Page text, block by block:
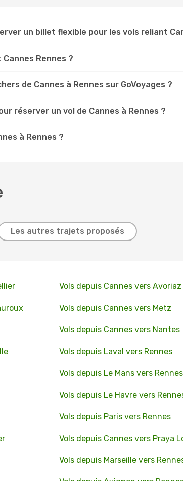
un billet flexible pour les vols reliant
Rennes ?
de Cannes à Rennes sur GoVoyages ?
réserver un vol de Cannes à Rennes ?
à Rennes ?
Les autres trajets proposés
Vols depuis Cannes vers Avoriaz
Vols depuis Cannes vers Metz
Vols depuis Cannes vers Nantes
Vols depuis Laval vers Rennes
Vols depuis Le Mans vers Rennes
Vols depuis Le Havre vers
Vols depuis Paris vers Rennes
Vols depuis Cannes vers Praya
Vols depuis Marseille vers